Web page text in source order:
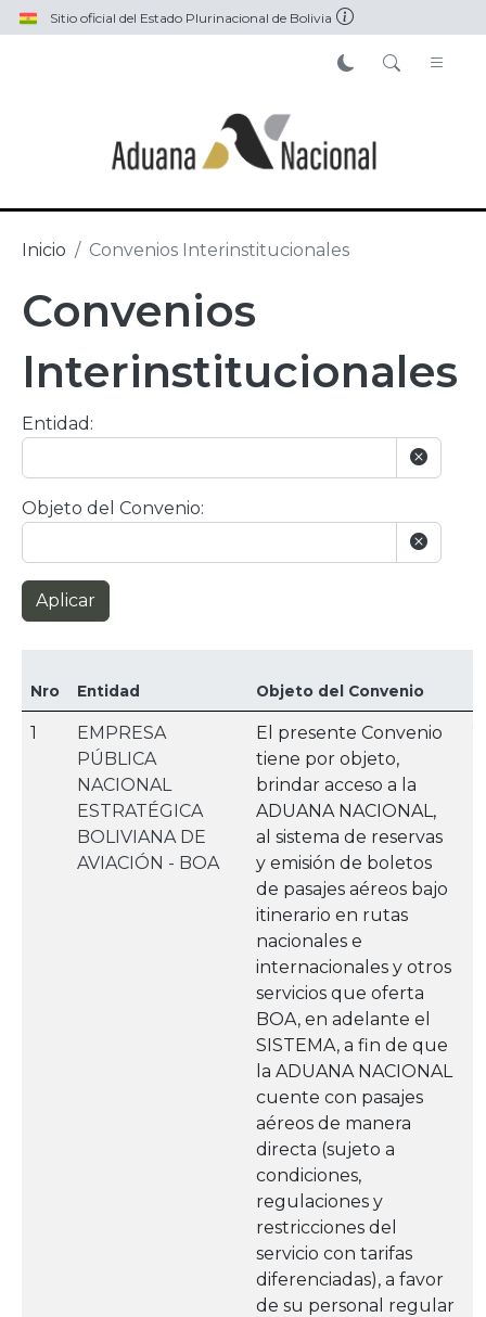
Pasar al contenido principal
Sitio oficial del Estado Plurinacional de Bolivia
Inicio Convenios Interinstitucionales
Convenios
Interinstitucionales
Entidad:
Objeto del Convenio:
Aplicar
Nro Entidad Objeto del Convenio
1
EMPRESA
PÚBLICA
NACIONAL
ESTRATÉGICA
BOLIVIANA DE
AVIACIÓN - BOA
El presente Convenio
tiene por objeto,
brindar acceso a la
ADUANA NACIONAL,
al sistema de reservas
y emisión de boletos
de pasajes aéreos bajo
itinerario en rutas
nacionales e
internacionales y otros
servicios que oferta
BOA, en adelante el
SISTEMA, a fin de que
la ADUANA NACIONAL
cuente con pasajes
aéreos de manera
directa (sujeto a
condiciones,
regulaciones y
restricciones del
servicio con tarifas
diferenciadas), a favor
de su personal regular